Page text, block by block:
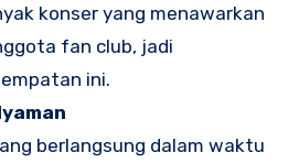
konser yang menawarkan
fan club, jadi
ini.
berlangsung dalam waktu